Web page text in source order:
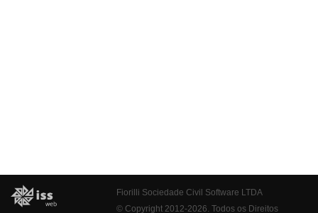
Fiorilli Sociedade Civil Software LTDA
© Copyright 2012-2026. Todos os Direitos